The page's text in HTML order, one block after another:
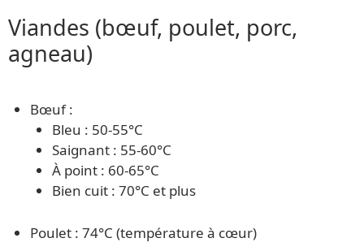
Viandes (bœuf, poulet, porc,
agneau)
Bœuf :
Bleu : 50-55°C
Saignant : 55-60°C
À point : 60-65°C
Bien cuit : 70°C et plus
Poulet : 74°C (température à cœur)